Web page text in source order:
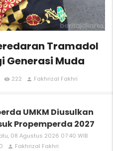
Tramadol
Generasi Muda
remove_red_eye 222 person Fakhrizal Fakhri
UMKM Diusulkan
Propemperda 2027
08 Agustus 2026 07:40 WIB
person Fakhrizal Fakhri